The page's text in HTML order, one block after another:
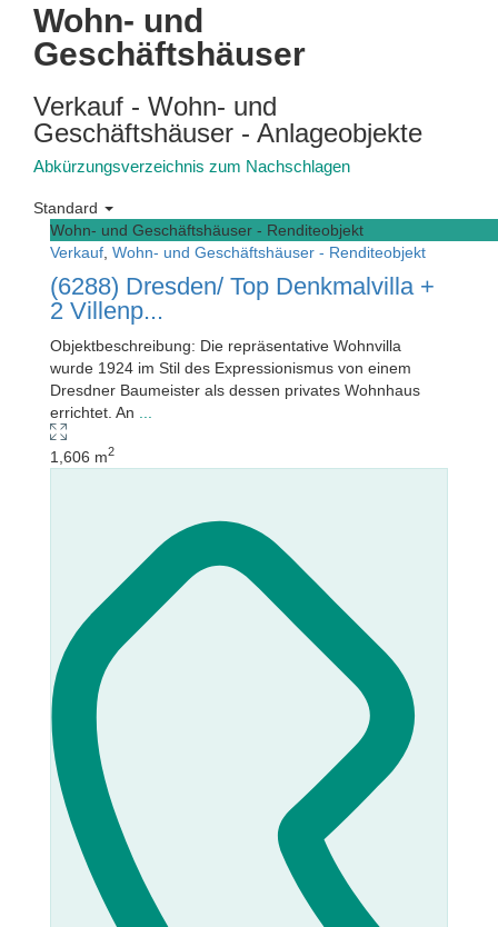
Wohn- und
Geschäftshäuser
Verkauf - Wohn- und
Geschäftshäuser - Anlageobjekte
Abkürzungsverzeichnis zum Nachschlagen
Standard
Wohn- und Geschäftshäuser - Renditeobjekt
Verkauf Wohn- und Geschäftshäuser - Renditeobjekt
(6288) Dresden/ Top Denkmalvilla +
2 Villenp...
Objektbeschreibung: Die repräsentative Wohnvilla
wurde 1924 im Stil des Expressionismus von einem
Dresdner Baumeister als dessen privates Wohnhaus
errichtet. An
1,606 m2